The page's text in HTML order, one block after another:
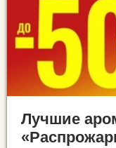
Лучшие